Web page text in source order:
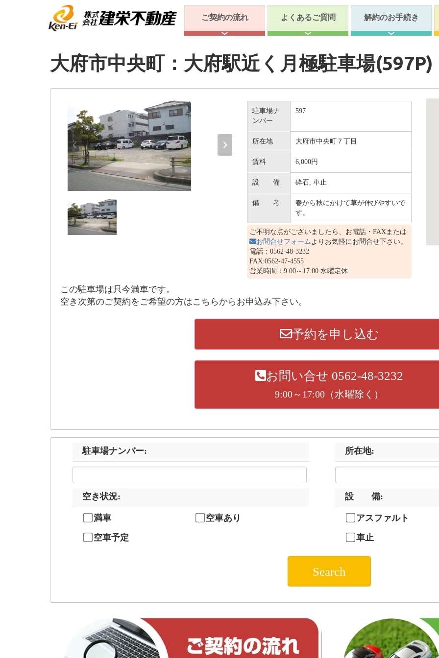
ご契約の流れ よくあるご質問 解約のお手続き
大府市中央町：大府駅近く月極駐車場(597P)
駐車場ナ
ンバー
597
所在地 大府市中央町７丁目
賃料 6,000円
設 備 砕石, 車止
備 考
春から秋にかけて草が伸びやすいで
す。
ご不明な点がございましたら、お電話・FAXまたは
お問合せフォームよりお気軽にお問合せ下さい。
電話：0562-48-3232
FAX:0562-47-4555
営業時間：9:00～17:00 水曜定休
この駐車場は只今満車です。
空き次第のご契約をご希望の方はこちらからお申込み下さい。
予約を申し込む
お問い合せ 0562-48-3232
9:00～17:00（水曜除く）
駐車場ナンバー: 所在地:
空き状況:
満車
空車あり
空車予定
設 備:
アスファルト
車止